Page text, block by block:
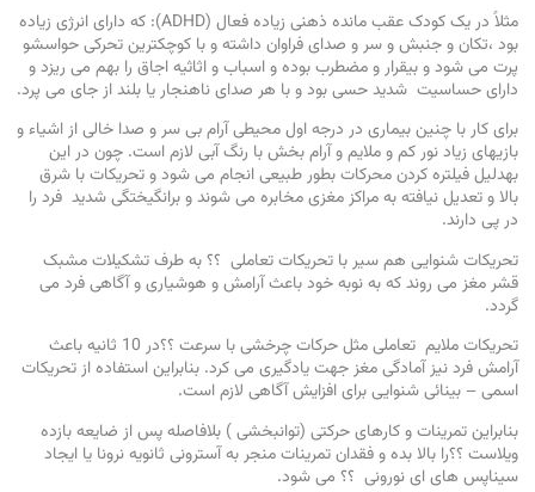
مثلاً در یک کودک عقب مانده ذهنی زیاده فعال (ADHD): که دارای انرژی زیاده
بود ،‌تکان و جنبش و سر و صدای فراوان داشته و با کوچکترین تحرکی حواسشو
پرت می شود و بیقرار و مضطرب بوده و اسباب و اثاثیه اجاق را بهم می ریزد و
دارای حساسیت شدید حسی بود و با هر صدای ناهنجار یا بلند از جای می پرد.
برای کار با چنین بیماری در درجه اول محیطی آرام بی سر و صدا خالی از اشیاء و
بازیهای زیاد نور کم و ملایم و آرام بخش با رنگ آبی لازم است. چون در این
بهدلیل فیلتره کردن محرکات بطور طبیعی انجام می شود و تحریکات با شرق
بالا و تعدیل نیافته به مراکز مغزی مخابره می شوند و برانگیختگی شدید فرد را
در پی دارند.
تحریکات شنوایی هم سیر با تحریکات تعاملی ؟؟ به طرف تشکیلات مشبک
قشر مغز می روند که به نوبه خود باعث آرامش و هوشیاری و آگاهی فرد می
گردد.
تحریکات ملایم تعاملی مثل حرکات چرخشی با سرعت ؟؟در 10 ثانیه باعث
آرامش فرد نیز آمادگی مغز جهت یادگیری می کرد. بنابراین استفاده از تحریکات
اسمی – بینائی شنوایی برای افزایش آگاهی لازم است.
بنابراین تمرینات و کارهای حرکتی (توانبخشی ) بلافاصله پس از ضایعه بازده
ویلاست ؟؟را بالا بده و فقدان تمرینات منجر به آسترونی ثانویه نرونا یا ایجاد
سیناپس های ای نورونی ؟؟ می شود.